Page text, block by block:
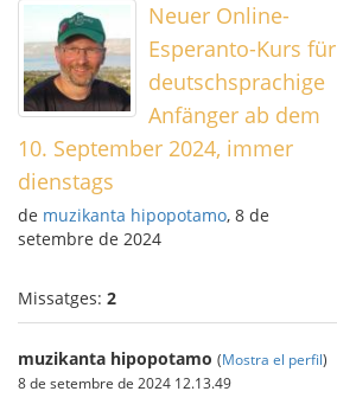
Neuer Online-
Esperanto-Kurs für
deutschsprachige
Anfänger ab dem
10. September 2024, immer
dienstags
de muzikanta hipopotamo, 8 de
setembre de 2024
Missatges: 2
muzikanta hipopotamo (Mostra el perfil)
8 de setembre de 2024 12.13.49